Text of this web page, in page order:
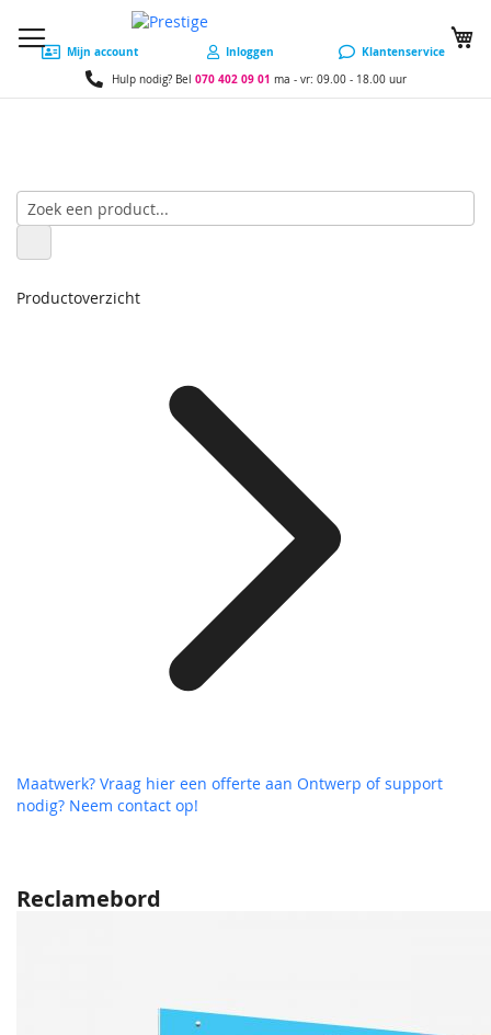
Mijn account Inloggen Klantenservice
Hulp nodig? Bel 070 402 09 01 ma - vr: 09.00 - 18.00 uur
Reclamebord
Productoverzicht
Maatwerk? Vraag hier een offerte aan Ontwerp of support
nodig? Neem contact op!